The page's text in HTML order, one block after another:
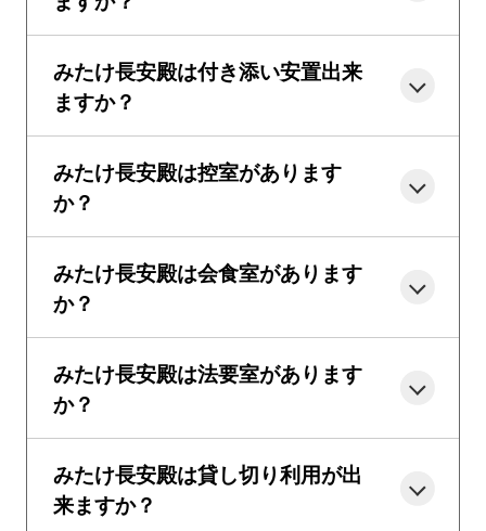
みたけ長安殿は付き添い安置出来
ますか？
みたけ長安殿は控室があります
か？
みたけ長安殿は会食室があります
か？
みたけ長安殿は法要室があります
か？
みたけ長安殿は貸し切り利用が出
来ますか？